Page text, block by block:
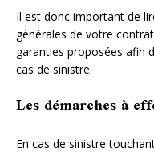
Il est donc important de
générales de votre
garanties proposées afin
cas de sinistre.
Les démarches à
En cas de sinistre